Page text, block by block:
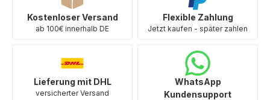
Kostenloser Versand
ab 100€ innerhalb DE
Flexible Zahlung
Jetzt kaufen - später zahlen
Lieferung mit DHL
versicherter Versand
WhatsApp
Kundensupport